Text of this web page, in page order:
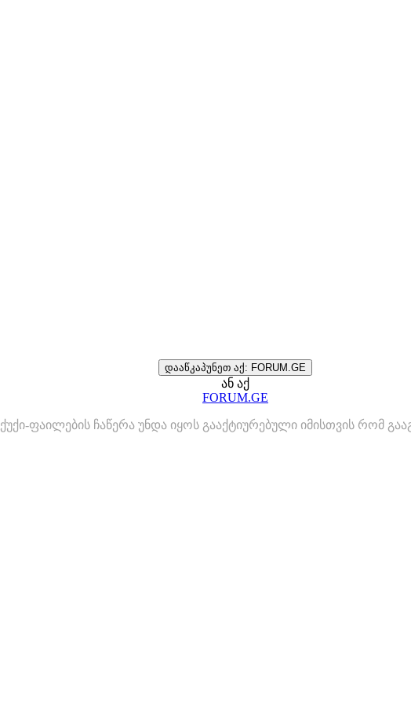
დააწკაპუნეთ აქ: FORUM.GE
ან აქ
FORUM.GE
ქუქი-ფაილების ჩაწერა უნდა იყოს გააქტიურებული იმისთვის რომ